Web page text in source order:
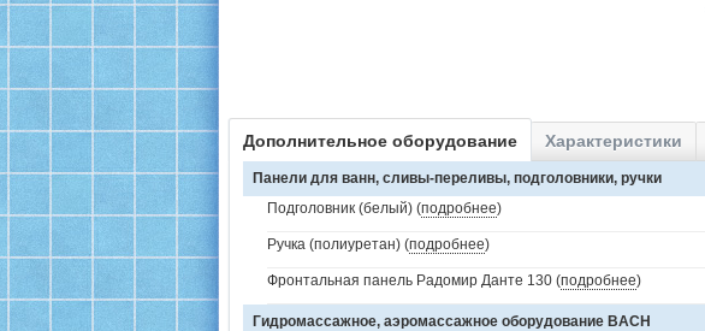
Дополнительное оборудование Характеристики
Панели для ванн, сливы-переливы, подголовники, ручки
Подголовник (белый) (подробнее)
Ручка (полиуретан) (подробнее)
Фронтальная панель Радомир Данте 130 (подробнее)
Гидромассажное, аэромассажное оборудование BACH